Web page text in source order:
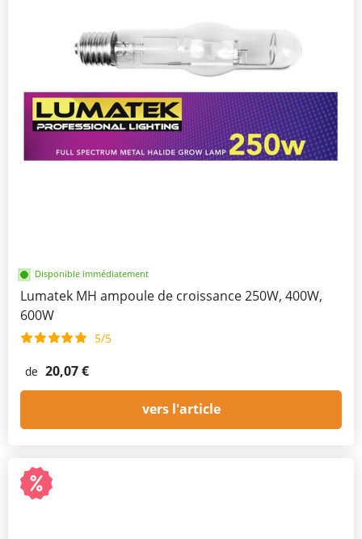
Disponible immédiatement
Lumatek MH ampoule de croissance 250W, 400W,
600W
5/5
de 20,07 €
vers l'article